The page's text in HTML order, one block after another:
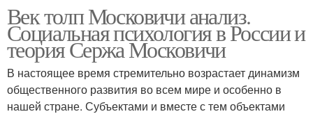
Век толп Московичи анализ.
Социальная психология в России и
теория Сержа Московичи
В настоящее время стремительно возрастает динамизм
общественного развития во всем мире и особенно в
нашей стране. Субъектами и вместе с тем объектами